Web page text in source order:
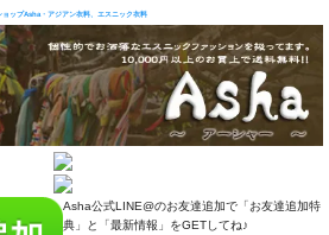
ップAsha・アジアン衣料、エスニック衣料
Asha公式LINE@のお友達追加で「お友達追加特
典」と「最新情報」をGETしてね♪